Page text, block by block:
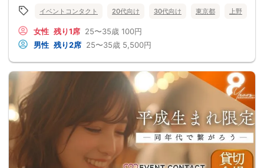
イベントコンタクト 20代向け 30代向け 東京都 上野
女性 残り1席 25〜35歳 100円
男性 残り2席 25〜35歳 5,500円